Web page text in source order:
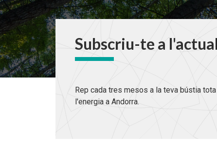
Subscriu-te a
Rep cada tres mesos a la teva bústia
l'energia a Andorra.